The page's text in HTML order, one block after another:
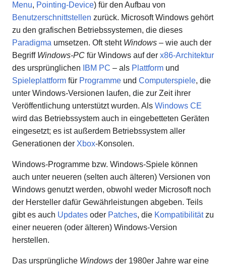
Menu, Pointing-Device) für den Aufbau von
Benutzerschnittstellen zurück. Microsoft Windows gehört
zu den grafischen Betriebssystemen, die dieses
Paradigma umsetzen. Oft steht Windows – wie auch der
Begriff Windows-PC für Windows auf der x86-Architektur
des ursprünglichen
IBM PC – als Plattform und
Spieleplattform für Programme und Computerspiele, die
unter Windows-Versionen laufen, die zur Zeit ihrer
Veröffentlichung unterstützt wurden. Als Windows CE
wird das Betriebssystem auch in eingebetteten Geräten
eingesetzt; es ist außerdem Betriebssystem aller
Generationen der Xbox-Konsolen.
Windows-Programme bzw. Windows-Spiele können
auch unter neueren (selten auch älteren) Versionen von
Windows genutzt werden, obwohl weder Microsoft noch
der Hersteller dafür Gewährleistungen abgeben. Teils
gibt es auch Updates oder Patches, die Kompatibilitätzu
einer neueren (oder älteren) Windows-Version
herstellen.
Das ursprüngliche Windows der 1980er Jahre war eine